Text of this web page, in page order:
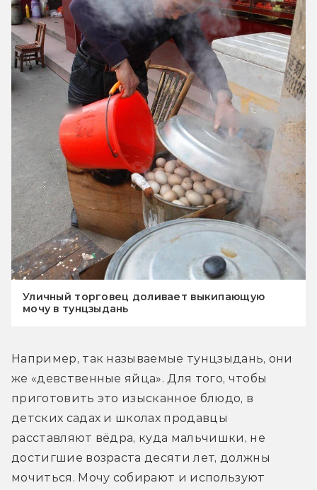
Уличный торговец доливает выкипающую
мочу в тунцзыдань
Например, так называемые тунцзыдань, они
же «девственные яйца». Для того, чтобы
приготовить это изысканное блюдо, в
детских садах и школах продавцы
расставляют вёдра, куда мальчишки, не
достигшие возраста десяти лет, должны
мочиться. Мочу собирают и используют